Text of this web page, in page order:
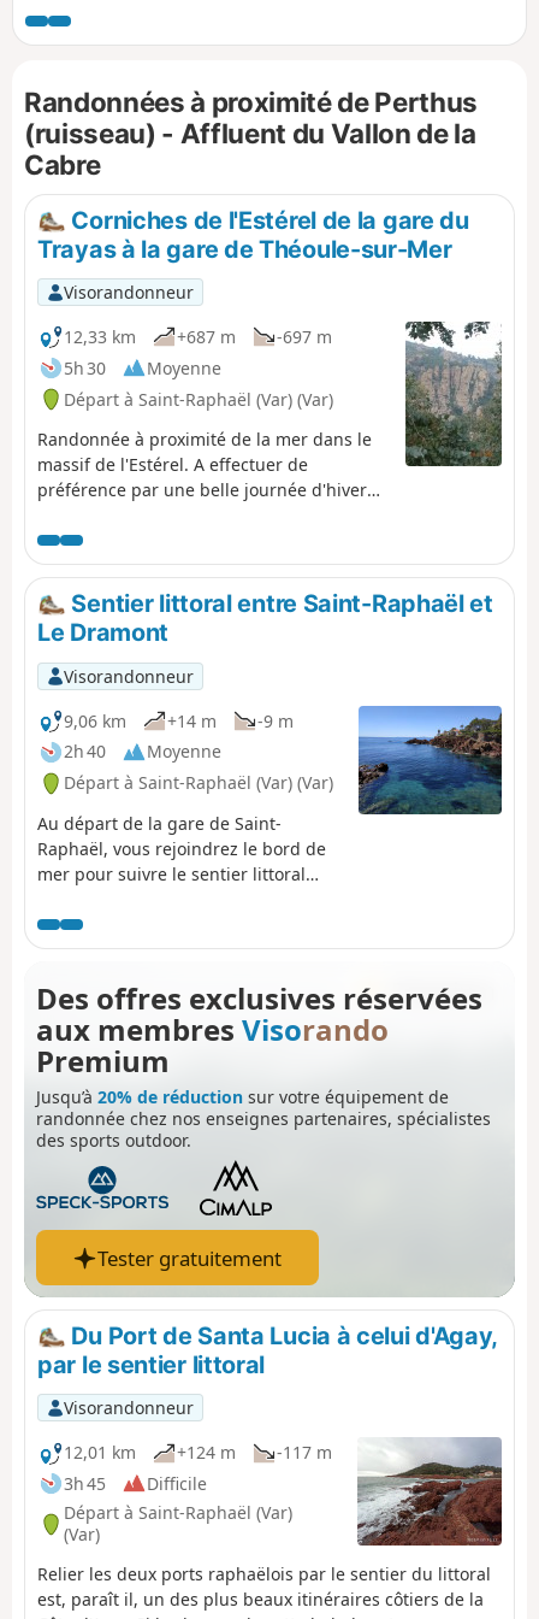
Andoulette et de la Baisse des
Charretiers. Beaux points de vue
emblématiques de l'Estérel et le Golfe
de Fréjus. Descente dans un vallon
encaissé.
Randonnées à proximité de Perthus
(ruisseau) - Affluent du Vallon de la
Cabre
Corniches de l'Estérel de la gare du
Trayas à la gare de Théoule-sur-Mer
Visorandonneur
12,33 km
+687 m
-697 m
5h 30
Moyenne
Départ à Saint-Raphaël (Var) (Var)
Randonnée à proximité de la mer dans le
massif de l'Estérel. A effectuer de
préférence par une belle journée d'hiver
Sentier littoral entre Saint-Raphaël et
Le Dramont
Visorandonneur
9,06 km
+14 m
-9 m
2h 40
Moyenne
Départ à Saint-Raphaël (Var) (Var)
Au départ de la gare de Saint-
Raphaël, vous rejoindrez le bord de
mer pour suivre le sentier littoral
pour les yeux avec cette côte de
roches rouges faite de petites
galets avec une mer aux eaux
turquoises. Attention, ce sentier
littoral n'en est pas vraiment un. La
progression se fait essentiellement
sur des roches avec l'aide d'escaliers.
Des offres exclusives réservées
aux membres Visorando
Premium
Jusqu’à 20% de réduction sur votre équipement de
randonnée chez nos enseignes partenaires, spécialistes
des sports outdoor.
Tester gratuitement
Du Port de Santa Lucia à celui d'Agay,
par le sentier littoral
Visorandonneur
12,01 km
+124 m
-117 m
3h 45
Difficile
Départ à Saint-Raphaël (Var)
(Var)
Relier les deux ports raphaëlois par le sentier du littoral
est, paraît il, un des plus beaux itinéraires côtiers de la